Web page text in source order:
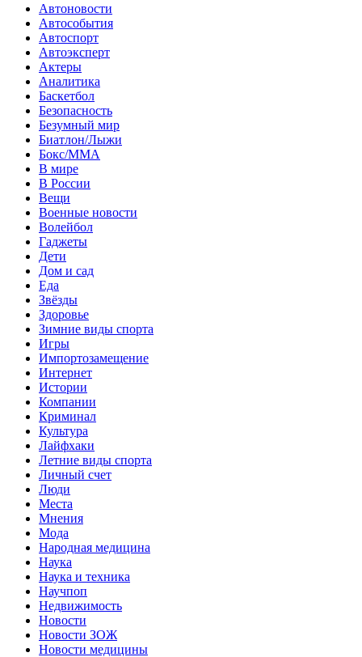
Автоновости
Автособытия
Автоспорт
Автоэксперт
Актеры
Аналитика
Баскетбол
Безопасность
Безумный мир
Биатлон/Лыжи
Бокс/MMA
В мире
В России
Вещи
Военные новости
Волейбол
Гаджеты
Дети
Дом и сад
Еда
Звёзды
Здоровье
Зимние виды спорта
Игры
Импортозамещение
Интернет
Истории
Компании
Криминал
Культура
Лайфхаки
Летние виды спорта
Личный счет
Люди
Места
Мнения
Мода
Народная медицина
Наука
Наука и техника
Научпоп
Недвижимость
Новости
Новости ЗОЖ
Новости медицины